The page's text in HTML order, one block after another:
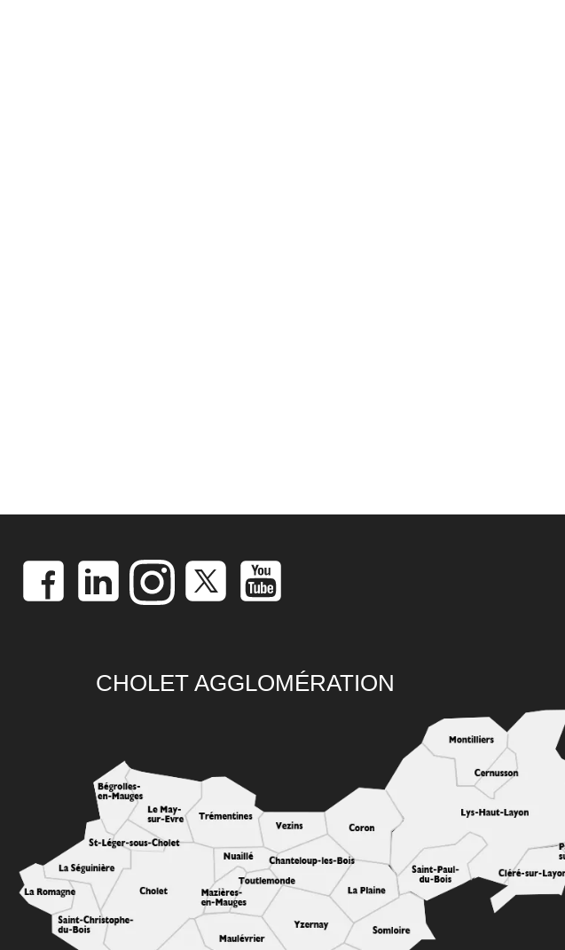
CHOLET AGGLOMÉRATION